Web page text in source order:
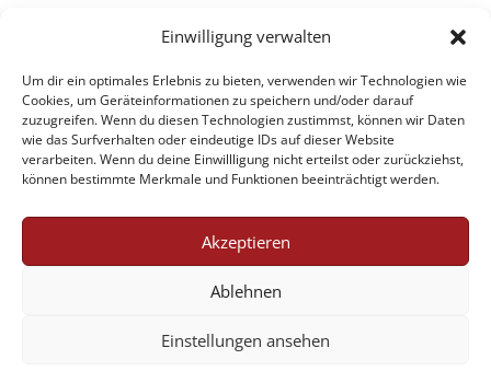
Einwilligung verwalten
Um dir ein optimales Erlebnis zu bieten, verwenden wir Technologien wie
Cookies, um Geräteinformationen zu speichern und/oder darauf
zuzugreifen. Wenn du diesen Technologien zustimmst, können wir Daten
wie das Surfverhalten oder eindeutige IDs auf dieser Website
verarbeiten. Wenn du deine Einwillligung nicht erteilst oder zurückziehst,
können bestimmte Merkmale und Funktionen beeinträchtigt werden.
Akzeptieren
Ablehnen
Einstellungen ansehen
Geneses +++ABGESAGT +++
Okt. 22, 2021
Programm: A Genesis Déjà-vu. Mehr erfahren…
Jobs AGB
Datenschutzerklärung
Cookie-Richtlinie (EU)